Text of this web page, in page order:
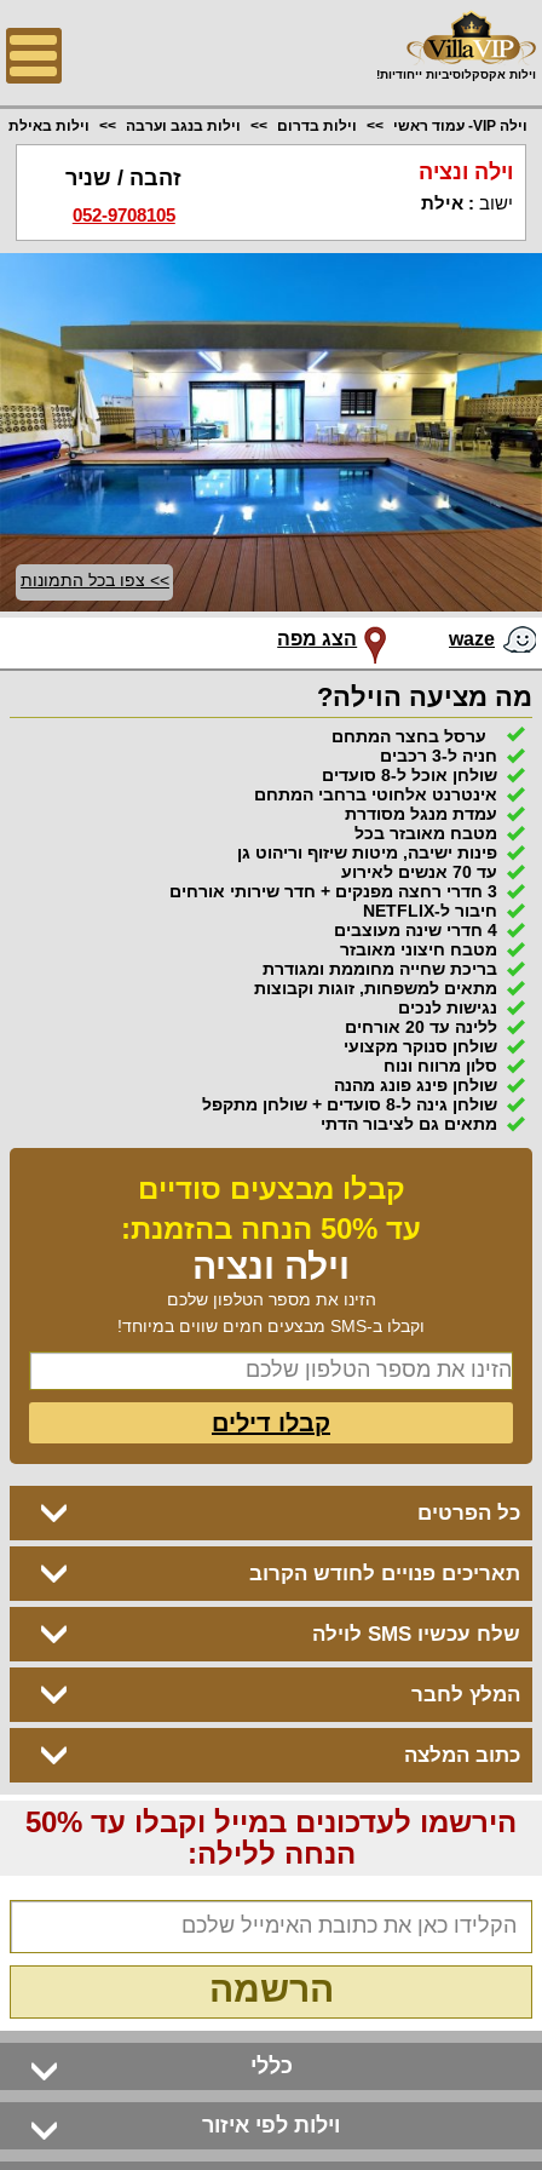
וילות אקסקלוסיביות ייחודיות!
וילה VIP- עמוד ראשי וילות בדרום וילות בנגב וערבה וילות באילת
וילה ונציה
ישוב :אילת
זהבה / שניר
052-9708105
>> צפו בכל התמונות
waze הצג מפה
מה מציעה הוילה?
ערסל בחצר המתחם
חניה ל-3 רכבים
שולחן אוכל ל-8 סועדים
אינטרנט אלחוטי ברחבי המתחם
עמדת מנגל מסודרת
מטבח מאובזר בכל
פינות ישיבה, מיטות שיזוף וריהוט גן
עד 70 אנשים לאירוע
3 חדרי רחצה מפנקים + חדר שירותי אורחים
חיבור ל-NETFLIX
4 חדרי שינה מעוצבים
מטבח חיצוני מאובזר
בריכת שחייה מחוממת ומגודרת
מתאים למשפחות, זוגות וקבוצות
נגישות לנכים
ללינה עד 20 אורחים
שולחן סנוקר מקצועי
סלון מרווח ונוח
שולחן פינג פונג מהנה
שולחן גינה ל-8 סועדים + שולחן מתקפל
מתאים גם לציבור הדתי
קבלו מבצעים סודיים
עד 50% הנחה בהזמנת:
וילה ונציה
הזינו את מספר הטלפון שלכם
וקבלו ב-SMS מבצעים חמים שווים במיוחד!
קבלו דילים
כל הפרטים
תאריכים פנויים לחודש הקרוב
שלח עכשיו SMS לוילה
המלץ לחבר
כתוב המלצה
הירשמו לעדכונים במייל וקבלו עד 50%
הנחה ללילה:
הרשמה
כללי
וילות לפי איזור